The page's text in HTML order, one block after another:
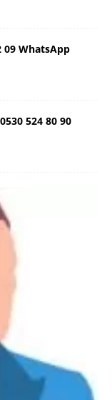
09 WhatsApp
524 80 90
Yaş +45
ben
boyunda,
yok.